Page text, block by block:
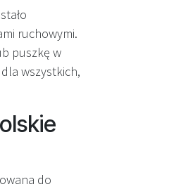
ruchowymi.
puszkę w
wszystkich,
do